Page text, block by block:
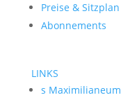
Preise & Sitzplan
Abonnements
LINKS
s Maximilianeum